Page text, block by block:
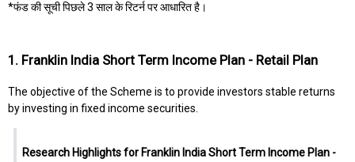
*फंड की सूची पिछले 3 साल के रिटर्न पर आधारित है।
1. Franklin India Short Term Income Plan - Retail Plan
The objective of the Scheme is to provide investors stable returns
by investing in fixed income securities.
Research Highlights for Franklin India Short Term Income Plan -